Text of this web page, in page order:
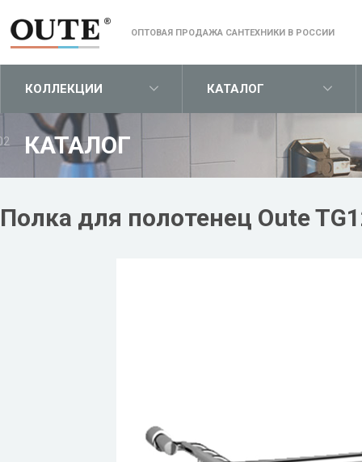
ОПТОВАЯ ПРОДАЖА САНТЕХНИКИ В РОССИИ
КОЛЛЕКЦИИ КАТАЛОГ
КАТАЛОГ
Полка для полотенец Oute